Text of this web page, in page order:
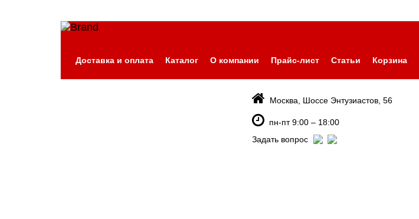
Доставка и оплата Каталог О компании Прайс-лист Статьи Корзина
Москва, Шоссе Энтузиастов, 56
пн-пт 9:00 – 18:00
Задать вопрос